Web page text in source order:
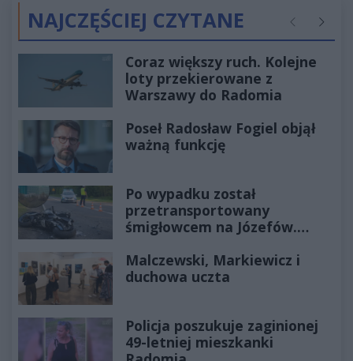
NAJCZĘŚCIEJ CZYTANE Poprzednie
Coraz większy ruch. Kolejne
loty przekierowane z
Warszawy do Radomia
Poseł Radosław Fogiel objął
ważną funkcję
Po wypadku został
przetransportowany
śmigłowcem na Józefów.
Malczewski, Markiewicz i
duchowa uczta
Policja poszukuje zaginionej
49-letniej mieszkanki